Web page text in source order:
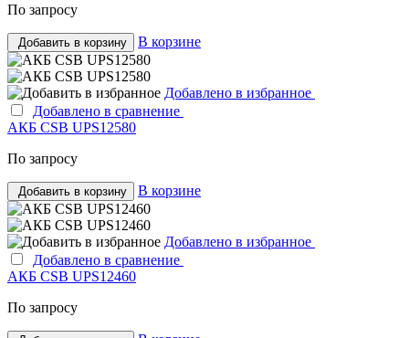
По запросу
Добавить в корзину В корзине
Добавлено в избранное
Добавлено в сравнение
АКБ CSB UPS12580
По запросу
Добавить в корзину В корзине
Добавлено в избранное
Добавлено в сравнение
АКБ CSB UPS12460
По запросу